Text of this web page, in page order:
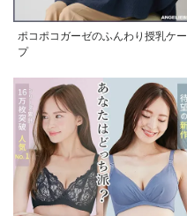
ポコポコガーゼのふんわり授乳ケー
プ